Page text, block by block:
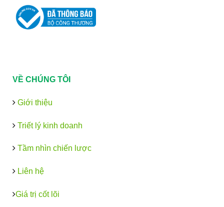
VỀ CHÚNG TÔI
Giới thiệu
Triết lý kinh doanh
Tầm nhìn chiến lược
Liên hệ
Giá trị cốt lõi